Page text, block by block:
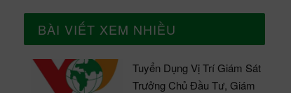
BÀI VIẾT XEM NHIỀU
Tuyển Dụng Vị Trí Giám Sát
Trưởng Chủ Đầu Tư, Giám